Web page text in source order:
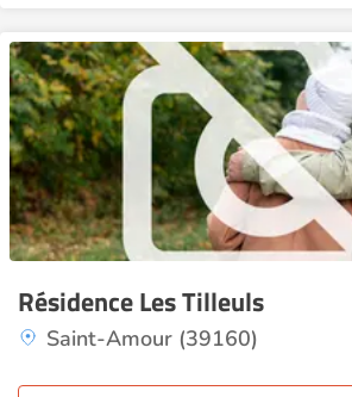
Résidence Les Tilleuls
Saint-Amour (39160)